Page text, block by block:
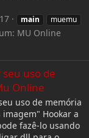
main
muemu
MU Online
uso de
Online
uso de memória
Hookar a
fazê-lo usando